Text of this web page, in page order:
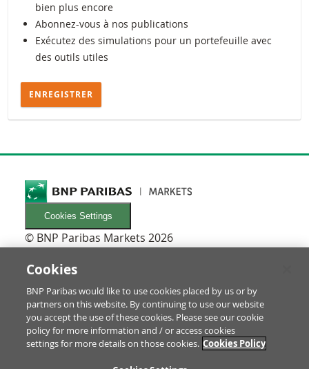
bien plus encore
Abonnez-vous à nos publications
Exécutez des simulations pour un portefeuille avec
des outils utiles
ENREGISTRER
Cookies Settings
© BNP Paribas Markets 2026
Newsletters
Glossaire
RECHTLICHES
Conditions d'utilisation/Mentions légales
Prospectus & informations pour les investisseurs
Cookies
BNP Paribas would like to use cookies placed by us or by
partners on this website. By continuing to use our website
you accept the use of these cookies. Please see our cookie
policy for more information and / or access cookies
settings for more details on those cookies. Cookies Policy